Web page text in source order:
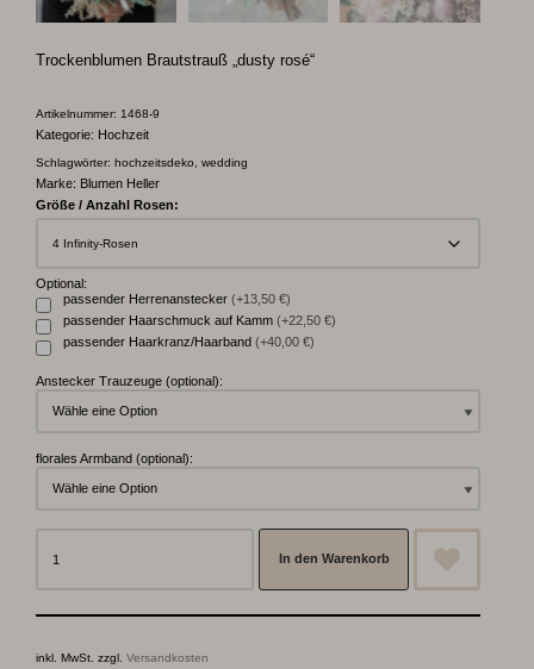
Trockenblumen Brautstrauß „dusty rosé“
Artikelnummer: 1468-9
Kategorie: Hochzeit
Schlagwörter: hochzeitsdeko wedding
Marke: Blumen Heller
Größe / Anzahl Rosen:
Optional:
passender Herrenanstecker (+13,50 €)
passender Haarschmuck auf Kamm (+22,50 €)
passender Haarkranz/Haarband (+40,00 €)
Anstecker Trauzeuge (optional):
florales Armband (optional):
In den Warenkorb
inkl. MwSt. zzgl. Versandkosten